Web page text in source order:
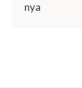
nya